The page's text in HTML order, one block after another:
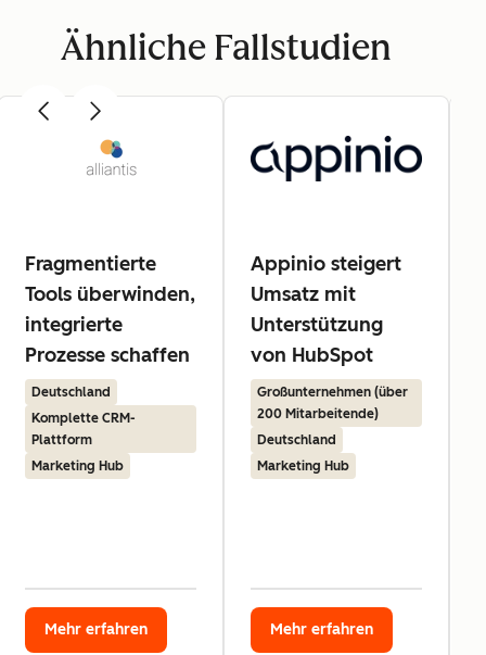
Ähnliche Fallstudien
Fragmentierte
Tools überwinden,
integrierte
Prozesse schaffen
Deutschland
Komplette CRM-
Plattform
Marketing Hub
Mehr erfahren
Appinio steigert
Umsatz mit
Unterstützung
von HubSpot
Großunternehmen (über
200 Mitarbeitende)
Deutschland
Marketing Hub
Mehr erfahren